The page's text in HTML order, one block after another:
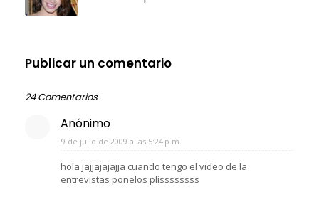
Publicar un comentario
24 Comentarios
Anónimo
9 de julio de 2009 a las 5:24 p.m.
hola jajjajajajja cuando tengo el video de la
entrevistas ponelos plissssssss